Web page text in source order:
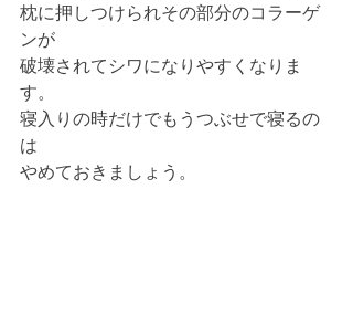
枕に押しつけられその部分のコラーゲ
ンが
破壊されてシワになりやすくなりま
す。
寝入りの時だけでもうつぶせで寝るの
は
やめておきましょう。